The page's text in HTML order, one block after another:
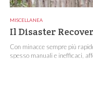
MISCELLANEA
Il Disaster
Con minacce sempre più
spesso manuali e inefficaci,